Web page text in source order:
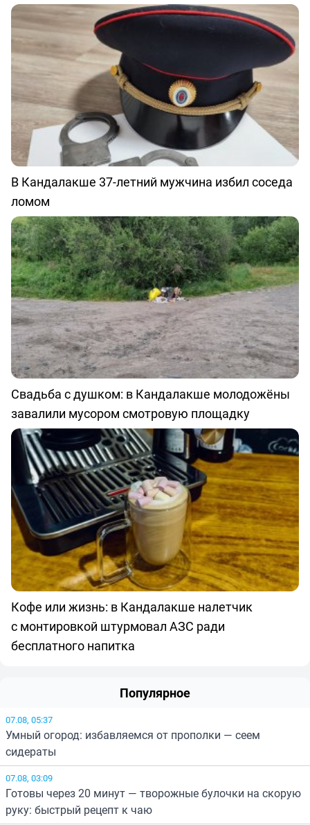
В Кандалакше 37-летний мужчина избил соседа
ломом
Свадьба с душком: в Кандалакше молодожёны
завалили мусором смотровую площадку
Кофе или жизнь: в Кандалакше налетчик
с монтировкой штурмовал АЗС ради
бесплатного напитка
Популярное
07.08, 05:37
Умный огород: избавляемся от прополки — сеем
сидераты
07.08, 03:09
Готовы через 20 минут — творожные булочки на скорую
руку: быстрый рецепт к чаю